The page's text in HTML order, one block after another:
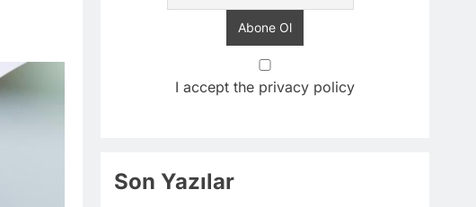
I accept the privacy policy
Son Yazılar